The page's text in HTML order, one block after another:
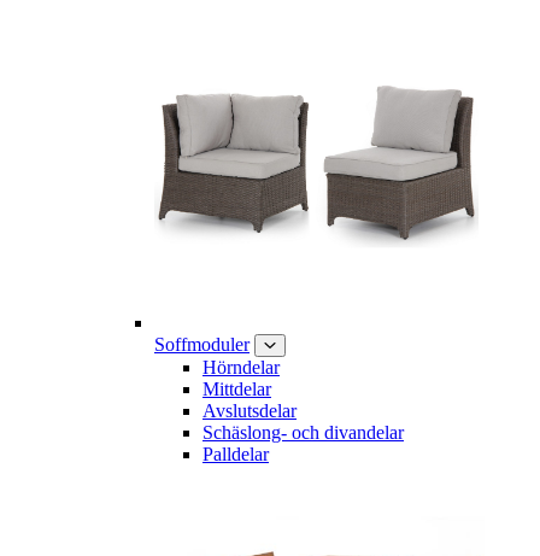
Soffmoduler
Hörndelar
Mittdelar
Avslutsdelar
Schäslong- och divandelar
Palldelar